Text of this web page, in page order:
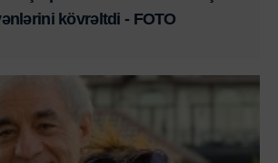
kövrəltdi - FOTO